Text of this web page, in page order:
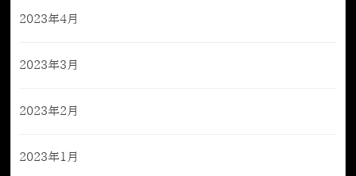
2023年4月
2023年3月
2023年2月
2023年1月